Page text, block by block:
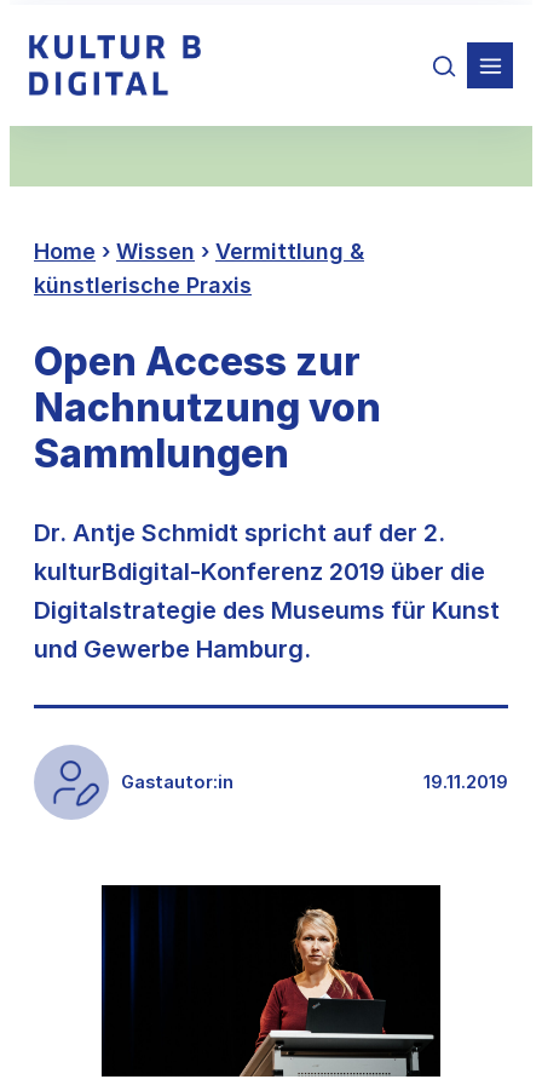
Inhalt
springen
Home › Wissen › Vermittlung &
künstlerische Praxis
Open Access zur
Nachnutzung von
Sammlungen
Dr. Antje Schmidt spricht auf der 2.
kulturBdigital-Konferenz 2019 über die
Digitalstrategie des Museums für Kunst
und Gewerbe Hamburg.
Gastautor:in 19.11.2019